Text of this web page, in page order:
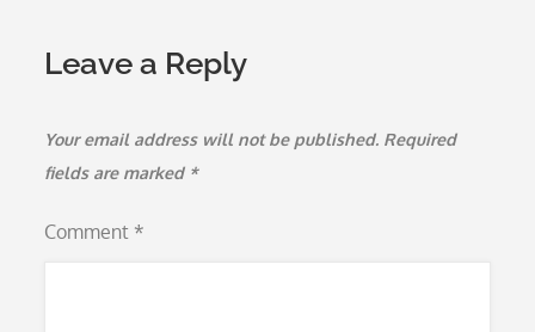
Leave a Reply
Your email address will not be published. Required
fields are marked *
Comment *